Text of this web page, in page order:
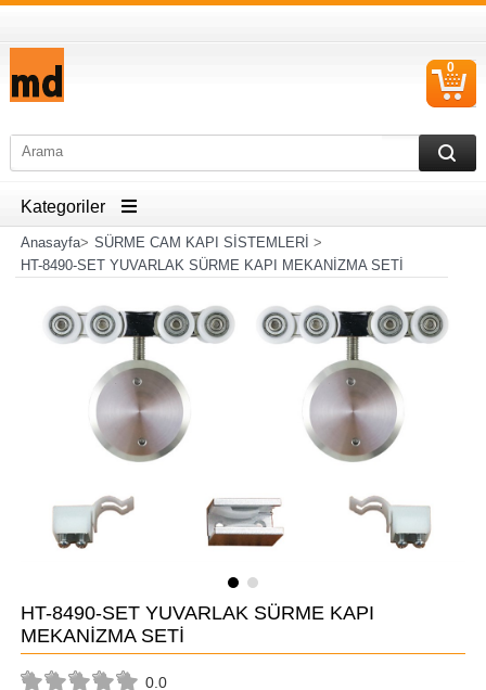
0
Kategoriler
Anasayfa> SÜRME CAM KAPI SİSTEMLERİ >
HT-8490-SET YUVARLAK SÜRME KAPI MEKANİZMA SETİ
HT-8490-SET YUVARLAK SÜRME KAPI
MEKANİZMA SETİ
0.0